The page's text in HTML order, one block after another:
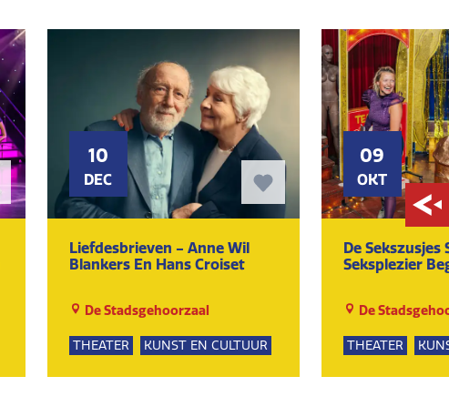
10
DEC
Liefdesbrieven - Anne Wil
Blankers En Hans Croiset
De Stadsgehoorzaal
THEATER KUNST EN CULTUUR
09
OKT
De
Seksplezier
De
THEATER